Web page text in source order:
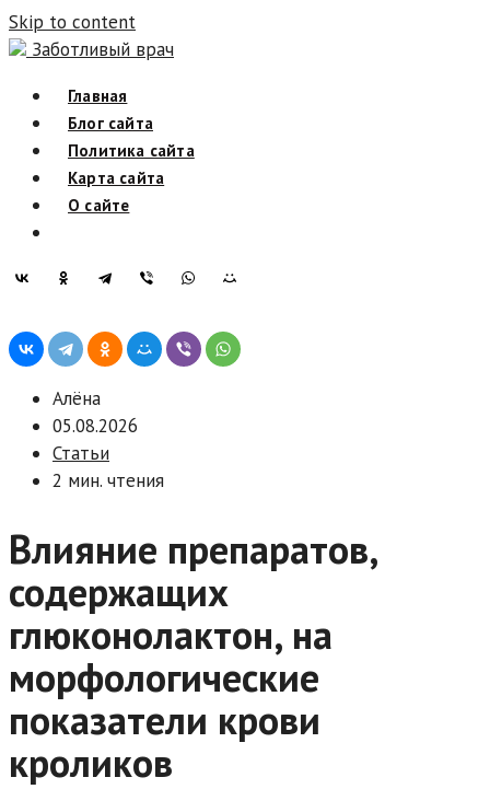
Skip to content
Заботливый врач
Главная
Блог сайта
Политика сайта
Карта сайта
О сайте
Алёна
05.08.2026
Статьи
2 мин. чтения
Влияние препаратов,
содержащих
глюконолактон, на
морфологические
показатели крови
кроликов